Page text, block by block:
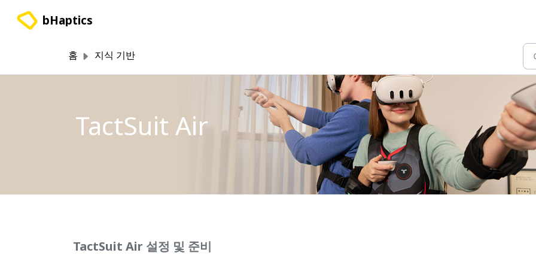
bHaptics
홈 지식 기반
TactSuit Air
TactSuit Air 설정 및 준비